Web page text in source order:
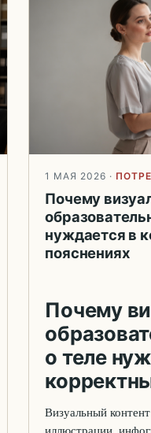
1 МАЯ 2026 ·
Почему
нуждается в
пояснениях
Почему
о теле
Визуальный